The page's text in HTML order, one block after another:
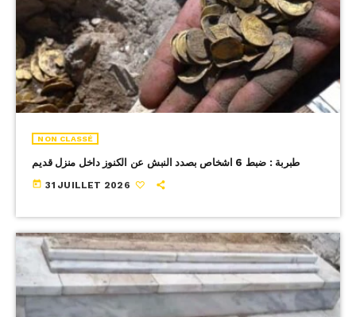
NON CLASSÉ
طبربة : ضبط 6 اشخاص بصدد النبش عن الكنوز داخل منزل قديم
today 31 JUILLET 2026